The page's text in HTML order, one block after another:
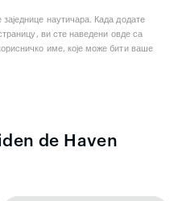
наутичара. Када додате
ви сте наведени овде са
име, које може бити ваше
de Haven